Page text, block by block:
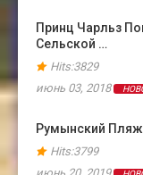
Принц Чарльз
Сельской …
Hits:3829
июнь 03, 2018
Румынский
Hits:3799